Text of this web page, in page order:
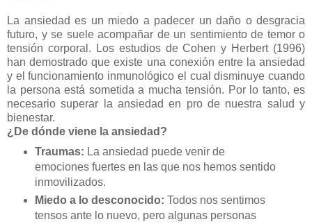
La ansiedad es un miedo a padecer un daño o desgracia
futuro, y se suele acompañar de un sentimiento de temor o
tensión corporal. Los estudios de Cohen y Herbert (1996)
han demostrado que existe una conexión entre la ansiedad
y el funcionamiento inmunológico el cual disminuye cuando
la persona está sometida a mucha tensión. Por lo tanto, es
necesario superar la ansiedad en pro de nuestra salud y
bienestar.
¿De dónde viene la ansiedad?
Traumas: La ansiedad puede venir de
emociones fuertes en las que nos hemos sentido
inmovilizados.
Miedo a lo desconocido: Todos nos sentimos
tensos ante lo nuevo, pero algunas personas